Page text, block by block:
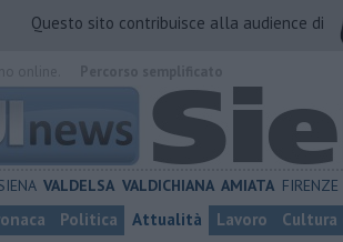
Questo sito contribuisce alla audience di
VALDELSA VALDICHIANA AMIATA FIRENZE
Politica Attualità Lavoro